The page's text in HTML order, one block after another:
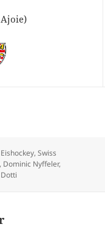
,Swiss
, Dominic Nyffeler,